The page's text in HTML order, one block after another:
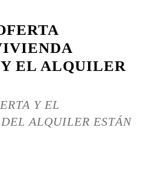
EL ALQUILER
Y EL
ALQUILER ESTÁN